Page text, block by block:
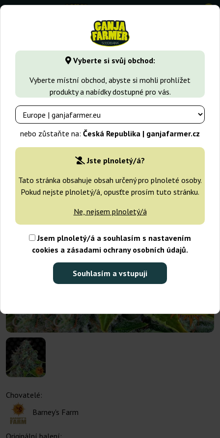
Vyberte si svůj obchod:
Vyberte místní obchod, abyste si mohli prohlížet
produkty a nabídky dostupné pro vás.
nebo zůstaňte na: Česká Republika | ganjafarmer.cz
Jste plnoletý/á?
Tato stránka obsahuje obsah určený pro plnoleté osoby.
Pokud nejste plnoletý/á, opusťte prosím tuto stránku.
Ne, nejsem plnoletý/á
Jsem plnoletý/á a souhlasím s nastavením
cookies a zásadami ochrany osobních údajů.
Souhlasím a vstupuji
0
GanjaFarmer.cz Druhy Marihuany Strawberry Haze
Farm
-25%
Chovatelé:
Barney's Farm